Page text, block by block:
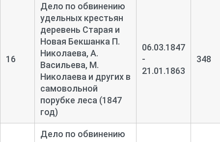
16
Дело по обвинению
удельных крестьян
деревень Старая и
Новая Бекшанка П.
Николаева, А.
Васильева, М.
Николаева и других в
самовольной
порубке леса (1847
год)
06.03.1847
-
21.01.1863
348
Дело по обвинению